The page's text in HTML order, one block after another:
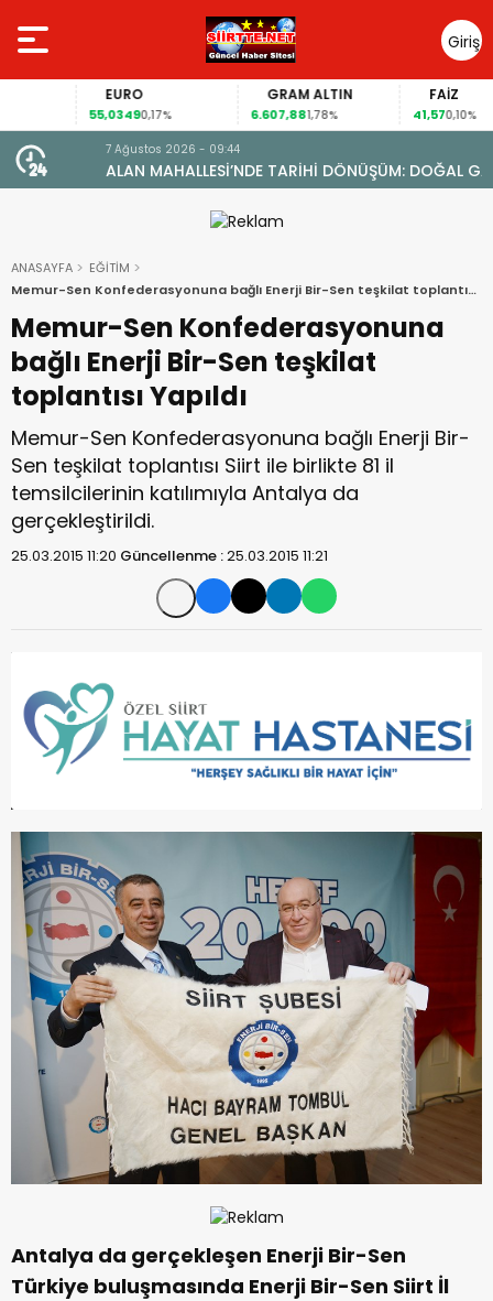
Giriş
Yap
EURO
55,03490,17%
GRAM ALTIN
6.607,881,78% 41,570,10%
7 Ağustos 2026 - 09:44
ALAN MAHALLESİ’NDE TARİHİ DÖNÜŞÜM: DOĞAL GAZA
KAVUŞTU, 34 YILLIK TAPU SORUNU ÇÖZÜLDÜ
ANASAYFA
EĞİTİM
Memur-Sen Konfederasyonuna bağlı Enerji Bir-Sen teşkilat toplantısı
Memur-Sen Konfederasyonuna
bağlı Enerji Bir-Sen teşkilat
toplantısı Yapıldı
Memur-Sen Konfederasyonuna bağlı Enerji Bir-
Sen teşkilat toplantısı Siirt ile birlikte 81 il
temsilcilerinin katılımıyla Antalya da
gerçekleştirildi.
25.03.2015 11:20 Güncellenme :25.03.2015 11:21
Antalya da gerçekleşen Enerji Bir-Sen
Türkiye buluşmasında Enerji Bir-Sen Siirt İl